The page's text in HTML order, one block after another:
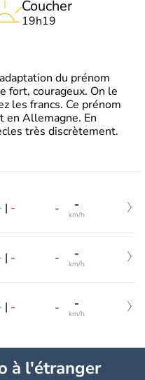
Coucher
19h19
du prénom
fort, courageux. On le
les francs. Ce prénom
en Allemagne. En
très discrètement.
| - - -
km/h
| - - -
km/h
| - - -
km/h
à l'étranger